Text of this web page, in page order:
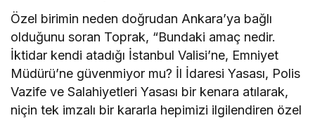
Özel birimin neden doğrudan Ankara’ya bağlı
olduğunu soran Toprak, “Bundaki amaç nedir.
İktidar kendi atadığı İstanbul Valisi’ne, Emniyet
Müdürü’ne güvenmiyor mu? İl İdaresi Yasası, Polis
Vazife ve Salahiyetleri Yasası bir kenara atılarak,
niçin tek imzalı bir kararla hepimizi ilgilendiren özel